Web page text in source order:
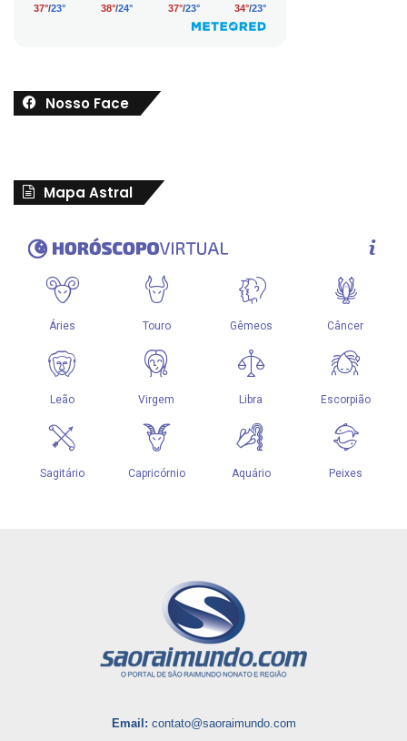
Nosso Face
Mapa Astral
Email: contato@saoraimundo.com